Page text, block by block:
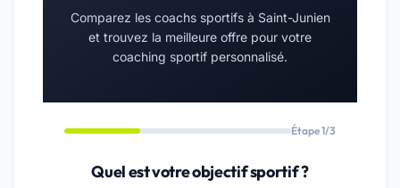
Comparez les coachs sportifs à Saint-Junien
et trouvez la meilleure offre pour votre
coaching sportif personnalisé.
Étape 1/3
Quel est votre objectif sportif ?